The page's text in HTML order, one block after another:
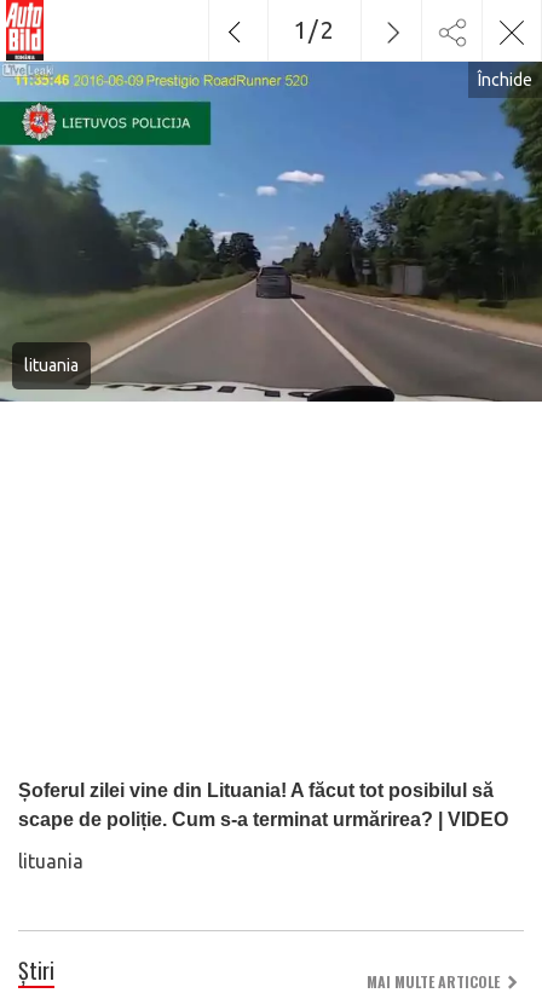
lituania
Șoferul zilei vine din Lituania! A făcut tot posibilul să
scape de poliție. Cum s-a terminat urmărirea? | VIDEO
lituania
Închide
1 /2
Știri MAI MULTE ARTICOLE